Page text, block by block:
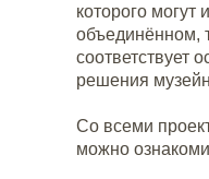
которого могут
объединённом,
соответствует
решения
Со всеми
можно